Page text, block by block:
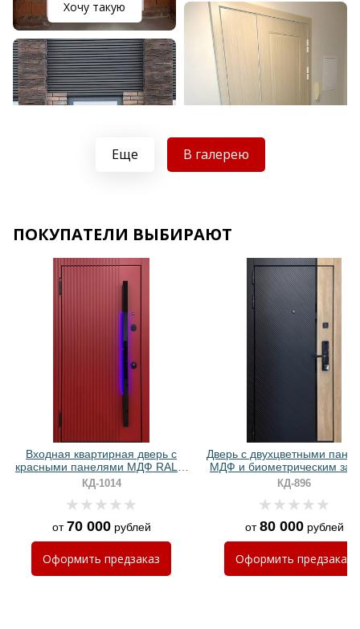
Хочу такую
Хочу такую
Хочу такую
Еще В галерею
ПОКУПАТЕЛИ ВЫБИРАЮТ
Входная квартирная дверь с
красными панелями МДФ RAL и
бугельной ручкой с подсветкой
КД-1014
от70 000рублей
Оформить предзаказ
Дверь с двухцветными
МДФ и биометрическим
КД-896
от80 000рублей
Оформить предзаказ